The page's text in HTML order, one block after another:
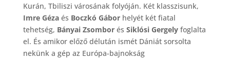
Kurán, Tbiliszi városának folyóján. Két klasszisunk,
Imre Gézaés Boczkó Gáborhelyét két fiatal
tehetség, Bányai Zsomborés Siklósi Gergelyfoglalta
el. És amikor előző délután ismét Dániát sorsolta
nekünk a gép az Európa-bajnokság